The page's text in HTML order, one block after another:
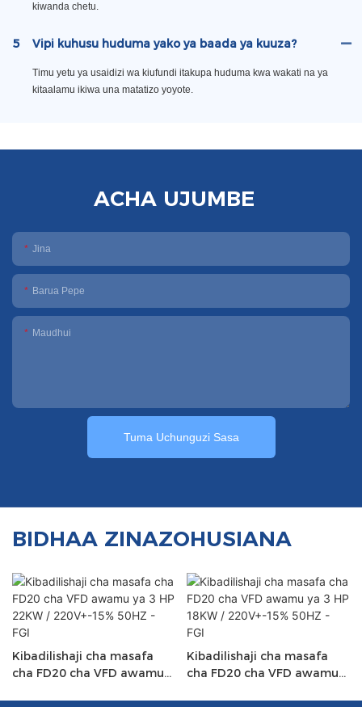
kiwanda chetu.
5 Vipi kuhusu huduma yako ya baada ya kuuza?
Timu yetu ya usaidizi wa kiufundi itakupa huduma kwa wakati na ya
kitaalamu ikiwa una matatizo yoyote.
ACHA UJUMBE
Jina
Barua Pepe
Maudhui
Tuma Uchunguzi Sasa
BIDHAA ZINAZOHUSIANA
Kibadilishaji cha masafa
cha FD20 cha VFD awamu
Kibadilishaji cha masafa
cha FD20 cha VFD awamu